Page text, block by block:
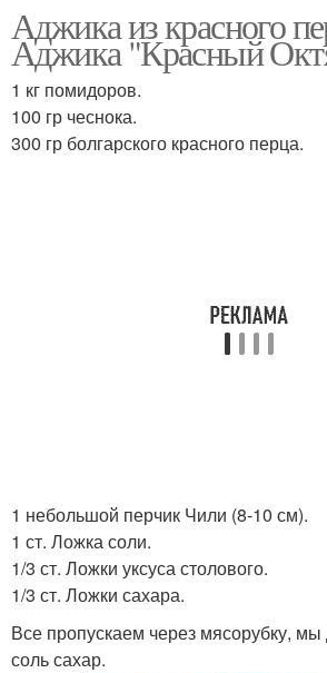
Аджика без варки
Армянская аджика
Аджика из красного
Аджика "Красный
1 кг помидоров.
100 гр чеснока.
300 гр болгарского красного перца.
1 небольшой перчик Чили (8-10 см).
1 ст. Ложка соли.
1/3 ст. Ложки уксуса столового.
1/3 ст. Ложки сахара.
Все пропускаем через мясорубку,
соль сахар.